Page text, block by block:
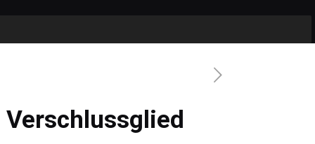
Verschlussglied